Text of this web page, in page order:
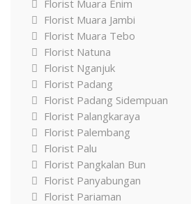
Florist Muara Enim
Florist Muara Jambi
Florist Muara Tebo
Florist Natuna
Florist Nganjuk
Florist Padang
Florist Padang Sidempuan
Florist Palangkaraya
Florist Palembang
Florist Palu
Florist Pangkalan Bun
Florist Panyabungan
Florist Pariaman